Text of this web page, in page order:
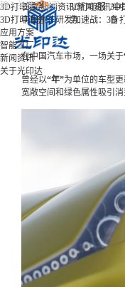
3D打印服
务
3D
备
3D打印服务
3D打印设备
应用方案
智能工厂
新闻资讯
关于光印达
首页/新闻资讯/新闻资讯/中
中国汽车研发加速战：3D
在中国汽车市场，一场关于
曾经以“年”为单位的车型
宽敞空间和绿色属性吸引